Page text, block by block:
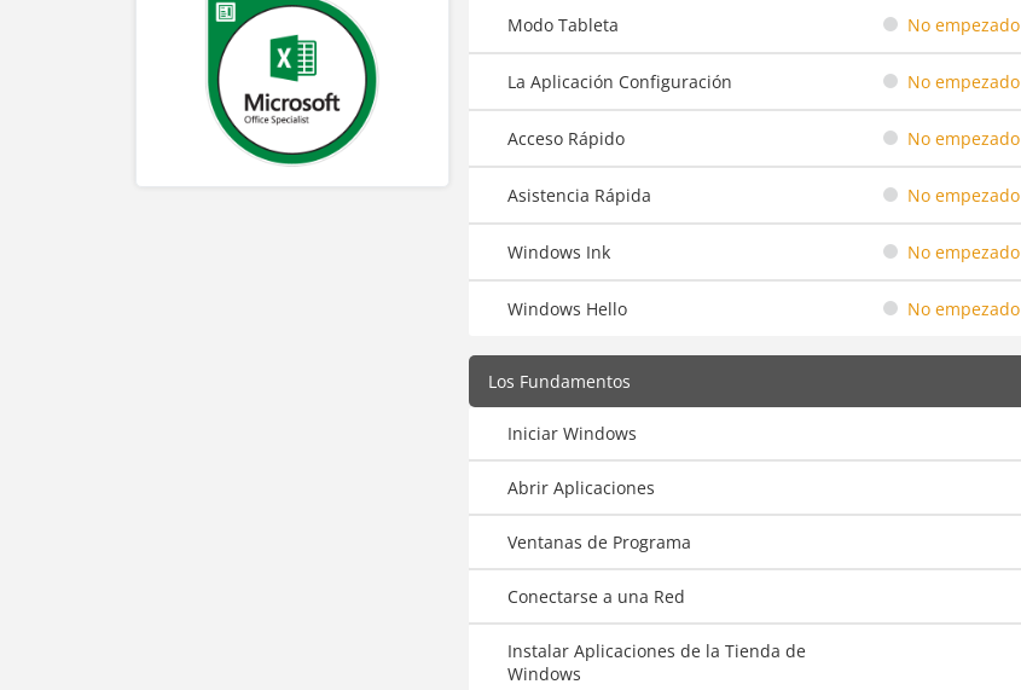
Modo Tableta No empezado
La Aplicación Configuración No empezado
Acceso Rápido No empezado
Asistencia Rápida No empezado
Windows Ink No empezado
Windows Hello No empezado
Los Fundamentos
Iniciar Windows
Abrir Aplicaciones
Ventanas de Programa
Conectarse a una Red
Instalar Aplicaciones de la Tienda de
Windows